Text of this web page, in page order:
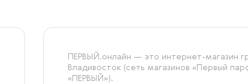
ПЕРВЫЙ.онлайн — это интернет-магазин
Владивосток (сеть магазинов «Первый
«ПЕРВЫЙ»).